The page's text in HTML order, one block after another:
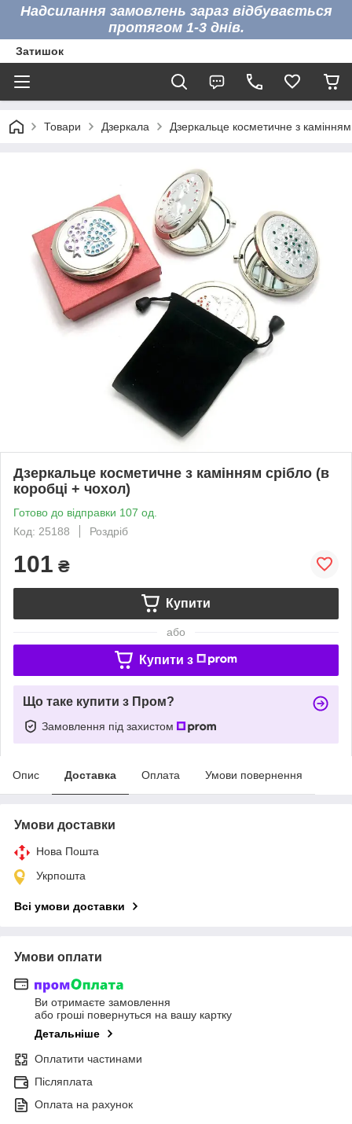
Надсилання замовлень зараз відбувається
протягом 1-3 днів.
Затишок
Товари Дзеркала Дзеркальце косметичне з
Дзеркальце косметичне з камінням срібло (в
коробці + чохол)
Готово до відправки 107 од.
Код: 25188
Роздріб
101 ₴
Купити
або
Купити з
Що таке купити з Пром?
Замовлення під захистом
Опис Доставка Оплата Умови повернення
Умови доставки
Нова Пошта
Укрпошта
Всі умови доставки
Умови оплати
Ви отримаєте замовлення
або гроші повернуться на вашу картку
Детальніше
Оплатити частинами
Післяплата
Оплата на рахунок